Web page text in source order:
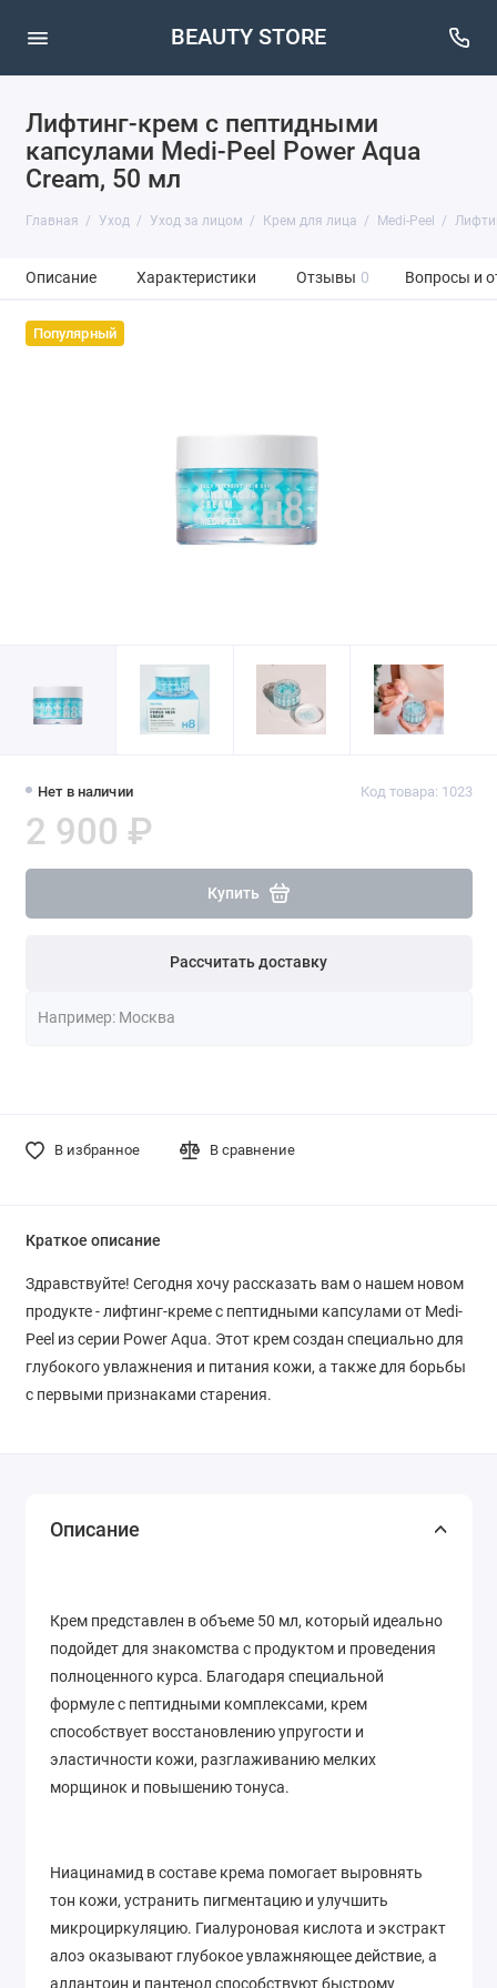
BEAUTY STORE
Лифтинг-крем с пептидными
капсулами Medi-Peel Power Aqua
Cream, 50 мл
Главная Уход Уход за лицом Крем для лица Medi-Peel
Описание Характеристики Отзывы 0 Вопросы и
Популярный
Нет в наличии Код товара: 1023
2 900 ₽
Купить
Рассчитать доставку
В избранное В сравнение
Краткое описание
Здравствуйте! Сегодня хочу рассказать вам о нашем новом
продукте - лифтинг-креме с пептидными капсулами от Medi-
Peel из серии Power Aqua. Этот крем создан специально для
глубокого увлажнения и питания кожи, а также для борьбы
с первыми признаками старения.
Описание
Крем представлен в объеме 50 мл, который идеально
подойдет для знакомства с продуктом и проведения
полноценного курса. Благодаря специальной
формуле с пептидными комплексами, крем
способствует восстановлению упругости и
эластичности кожи, разглаживанию мелких
морщинок и повышению тонуса.
Ниацинамид в составе крема помогает выровнять
тон кожи, устранить пигментацию и улучшить
микроциркуляцию. Гиалуроновая кислота и экстракт
алоэ оказывают глубокое увлажняющее действие, а
аллантоин и пантенол способствуют быстрому